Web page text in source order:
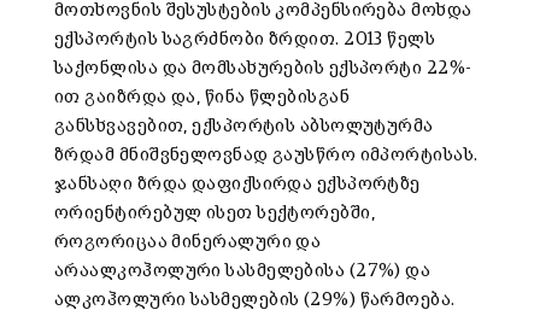
მოთხოვნის შესუსტების კომპენსირება მოხდა
ექსპორტის საგრძნობი ზრდით. 2013 წელს
საქონლისა და მომსახურების ექსპორტი 22%-
ით გაიზრდა და, წინა წლებისგან
განსხვავებით, ექსპორტის აბსოლუტურმა
ზრდამ მნიშვნელოვნად გაუსწრო იმპორტისას.
ჯანსაღი ზრდა დაფიქსირდა ექსპორტზე
ორიენტირებულ ისეთ სექტორებში,
როგორიცაა მინერალური და
არაალკოჰოლური სასმელებისა (27%) და
ალკოჰოლური სასმელების (29%) წარმოება.